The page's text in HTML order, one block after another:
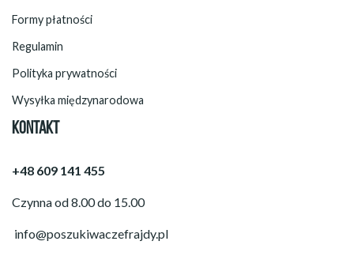
Formy płatności
Regulamin
Polityka prywatności
Wysyłka międzynarodowa
KONTAKT
+48 609 141 455
Czynna od 8.00 do 15.00
info@poszukiwaczefrajdy.pl